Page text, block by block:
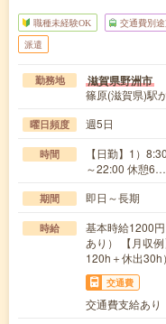
職種未経験OK 交通費別途
派遣
勤務地 滋賀県野洲市
篠原(滋賀県)駅
曜日頻度 週5日
時間
【日勤】1）
～22:00 休憩6…
期間 即日～長期
時給
基本時給1200
あり） 【月収
120h＋休出30h
交通費
交通費支給あり